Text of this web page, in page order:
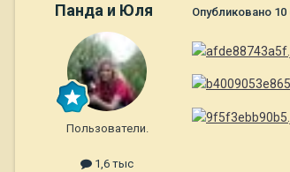
Панда и Юля
Пользователи.
1,6 тыс
Опубликовано 10